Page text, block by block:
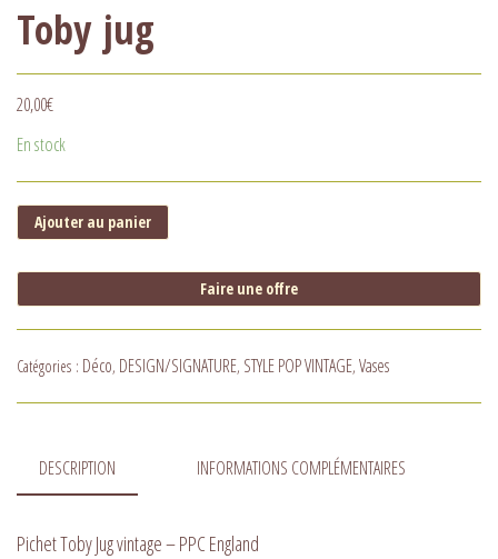
Toby jug
20,00€
En stock
Ajouter au panier
Faire une offre
Catégories : Déco, DESIGN/SIGNATURE, STYLE POP VINTAGE, Vases
DESCRIPTION INFORMATIONS COMPLÉMENTAIRES
Pichet Toby Jug vintage – PPC England